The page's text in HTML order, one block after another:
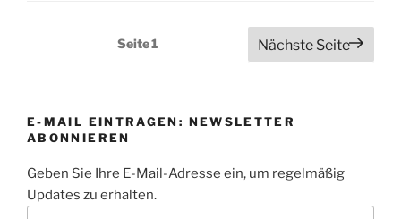
Seitennummerierung
Seite1 Nächste Seite
E-MAIL EINTRAGEN: NEWSLETTER
ABONNIEREN
Geben Sie Ihre E-Mail-Adresse ein, um regelmäßig
Updates zu erhalten.